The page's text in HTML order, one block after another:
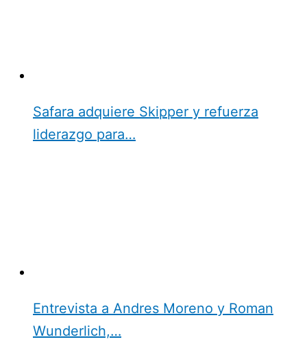
Safara adquiere Skipper y refuerza
liderazgo para…
Entrevista a Andres Moreno y Roman
Wunderlich,…